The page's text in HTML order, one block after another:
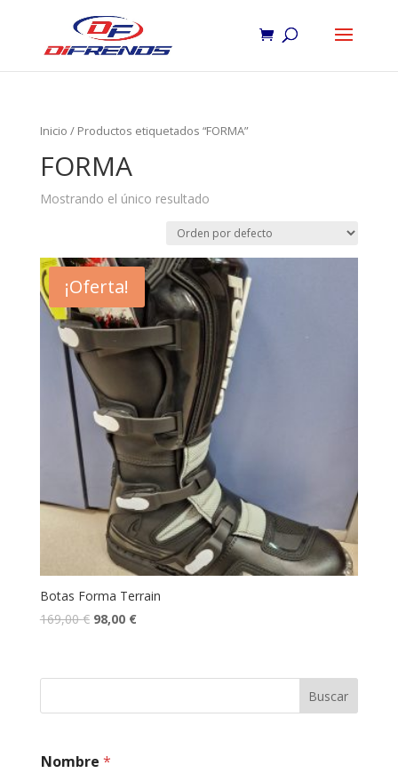
Inicio / Productos etiquetados “FORMA”
FORMA
Mostrando el único resultado
¡Oferta!
Botas Forma Terrain
169,00€ 98,00 €
Buscar
Nombre *